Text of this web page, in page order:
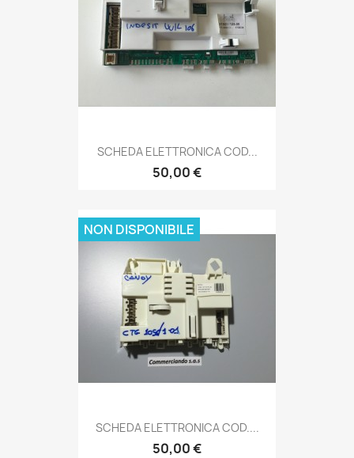
SCHEDA ELETTRONICA COD...
50,00 €
SCHEDA ELETTRONICA COD....
50,00 €
NON DISPONIBILE